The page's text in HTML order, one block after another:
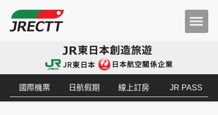
國際機票 日航假期 線上訂房 JR PASS